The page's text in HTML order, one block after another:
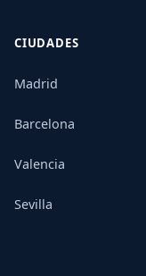
CIUDADES
Madrid
Barcelona
Valencia
Sevilla